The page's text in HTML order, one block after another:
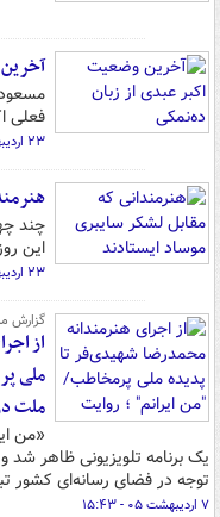
فعلی
۲۳ اردیبهشت ۰۵ - ۱۶:۲۰
چند
این
۲۳ اردیبهشت ۰۵ - ۱۲:۰۷
گزارش
از
ملی
ملت
«من
یک برنامه تلویزیونی ظاهر
توجه در فضای رسانه‌ای کشور
۷ اردیبهشت ۰۵ - ۱۵:۴۳